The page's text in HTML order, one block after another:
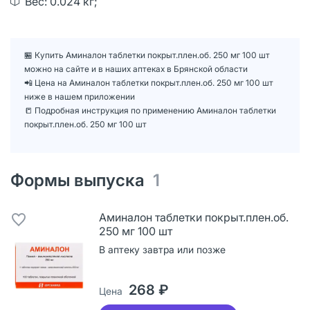
🏪 Купить Аминалон таблетки покрыт.плен.об. 250 мг 100 шт
можно на сайте и в наших аптеках в Брянской области
📲 Цена на Аминалон таблетки покрыт.плен.об. 250 мг 100 шт
ниже в нашем приложении
📒 Подробная инструкция по применению Аминалон таблетки
покрыт.плен.об. 250 мг 100 шт
Формы выпуска 1
Аминалон таблетки покрыт.плен.об.
250 мг 100 шт
В аптеку завтра или позже
Цена 268 ₽